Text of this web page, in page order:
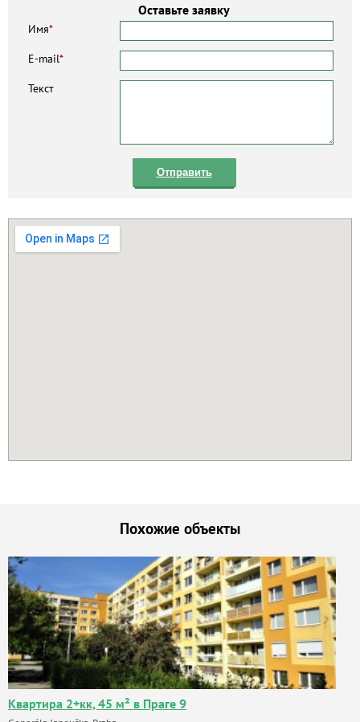
Оставьте заявку
Имя*
E-mail*
Текст
Отправить
Похожие объекты
Квартира 2+кк, 45 м² в Праге 9